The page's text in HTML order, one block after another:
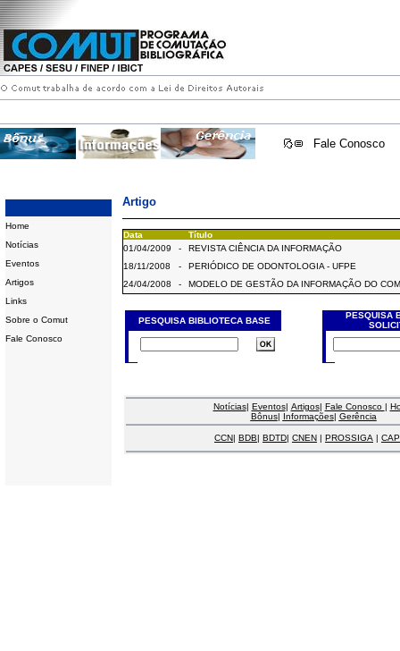
Fale Conosco
Home
Notícias
Eventos
Artigos
Links
Sobre o Comut
Fale Conosco
Artigo
Data
Título
01/04/2009
-
REVISTA CIÊNCIA DA INFORMAÇÃO
18/11/2008
-
PERIÓDICO DE ODONTOLOGIA - UFPE
24/04/2008
- MODELO DE GESTÃO DA INFORMAÇÃO DO
PESQUISA BIBLIOTECA BASE
PESQUISA
Notícias| Eventos| Artigos| Fale Conosco |
Bônus| Informações| Gerência
CCN| BDB| BDTD| CNEN | PROSSIGA |